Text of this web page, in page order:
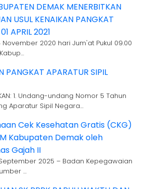
DEMAK MENERBITKAN
USUL KENAIKAN PANGKAT
APRIL 2021
November 2020 hari Jum'at Pukul 09.00
PANGKAT APARATUR SIPIL
1. Undang-undang Nomor 5 Tahun
Aparatur Sipil Negara…
Cek Kesehatan Gratis (CKG)
Kabupaten Demak oleh
Gajah II
2025 – Badan Kepegawaian
…